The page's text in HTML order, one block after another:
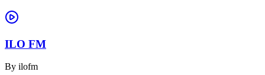
ILO FM
By ilofm